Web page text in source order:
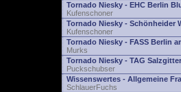
Tornado Niesky - EHC Berlin
Kufenschoner
Tornado Niesky - Schönheider
Kufenschoner
Tornado Niesky - FASS Berlin
Murks
Tornado Niesky - TAG
Puckschubser
Wissenswertes - Allgemeine
SchlauerFuchs